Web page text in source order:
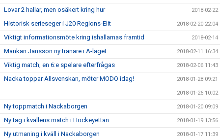
Lovar 2 hallar, men osäkert kring hur 2018-02-22
Historisk serieseger i J20 Regions-Elit 2018-02-20 22:04
Viktigt informationsmöte kring ishallarnas framtid 2018-02-14
Mankan Jansson ny tränare i A-laget 2018-02-11 16:34
Viktig match, en 6:e spelare efterfrågas 2018-02-06 11:43
Nacka toppar Allsvenskan, möter MODO idag! 2018-01-28 09:21
2018-01-26 10:02
Ny toppmatch i Nackaborgen 2018-01-20 09:09
Ny tag i kvällens match i Hockeyettan 2018-01-19 13:56
Ny utmaning i kväll i Nackaborgen 2018-01-17 11:39